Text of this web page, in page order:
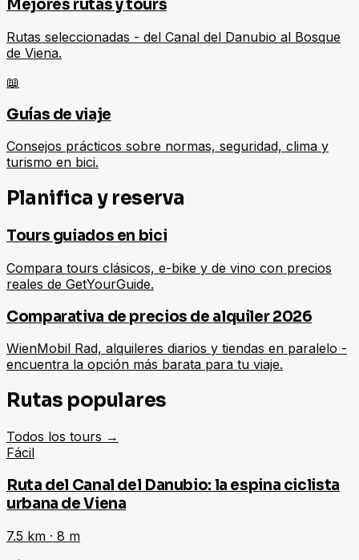
Mejores rutas y tours
Rutas seleccionadas - del Canal del Danubio al Bosque
de Viena.
📖
Guías de viaje
Consejos prácticos sobre normas, seguridad, clima y
turismo en bici.
Planifica y reserva
Tours guiados en bici
Compara tours clásicos, e-bike y de vino con precios
reales de GetYourGuide.
Comparativa de precios de alquiler 2026
WienMobil Rad, alquileres diarios y tiendas en paralelo -
encuentra la opción más barata para tu viaje.
Rutas populares
Todos los tours →
Fácil
Ruta del Canal del Danubio: la espina ciclista
urbana de Viena
7.5 km · 8 m